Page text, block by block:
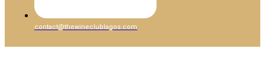
contact@thewineclublagos.com